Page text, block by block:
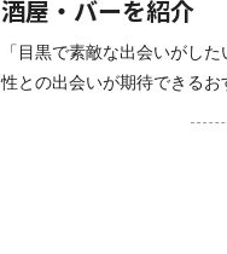
酒屋・バーを紹介
「目黒で素敵な出会いがし
性との出会いが期待できる